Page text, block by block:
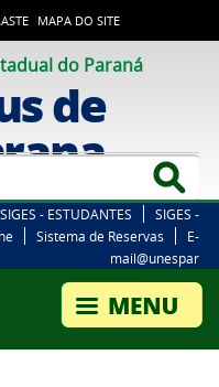
MAPA DO SITE
do Paraná
de
SIGES - ESTUDANTES
SIGES -
Sistema de Reservas
E-
mail@unespar